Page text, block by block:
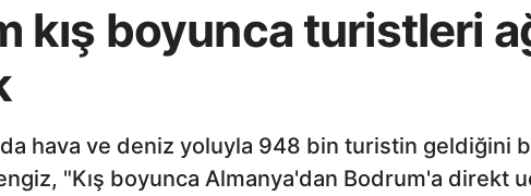
kış boyunca turistleri
hava ve deniz yoluyla 948 bin turistin geldiğini
"Kış boyunca Almanya'dan Bodrum'a direkt